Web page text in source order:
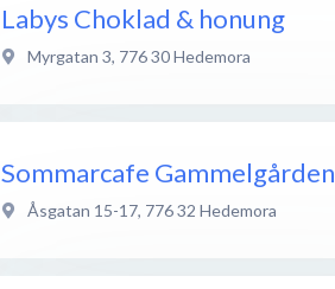
Labys Choklad & honung
Myrgatan 3, 776 30Hedemora
Sommarcafe Gammelgården
Åsgatan 15-17, 776 32 Hedemora